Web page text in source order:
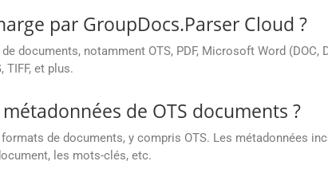
par GroupDocs.Parser Cloud ?
documents, notamment OTS, PDF, Microsoft Word (DOC,
TIFF, et plus.
de OTS documents ?
de documents, y compris OTS. Les métadonnées
les mots-clés, etc.